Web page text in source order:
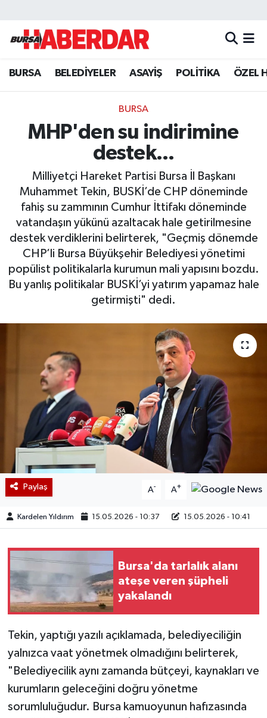
BURSA BELEDİYELER ASAYİŞ POLİTİKA ÖZEL
BURSA
MHP'den su indirimine
destek...
Milliyetçi Hareket Partisi Bursa İl Başkanı
Muhammet Tekin, BUSKİ’de CHP döneminde
fahiş su zammının Cumhur İttifakı döneminde
vatandaşın yükünü azaltacak hale getirilmesine
destek verdiklerini belirterek, "Geçmiş dönemde
CHP’li Bursa Büyükşehir Belediyesi yönetimi
popülist politikalarla kurumun mali yapısını bozdu.
Bu yanlış politikalar BUSKİ’yi yatırım yapamaz hale
getirmişti" dedi.
Paylaş A- A+
Kardelen Yıldırım 15.05.2026 - 10:37 15.05.2026 - 10:41
Bursa'da tarlalık alanı
ateşe veren şüpheli
yakalandı
Tekin, yaptığı yazılı açıklamada, belediyeciliğin
yalnızca vaat yönetmek olmadığını belirterek,
"Belediyecilik aynı zamanda bütçeyi, kaynakları ve
kurumların geleceğini doğru yönetme
sorumluluğudur. Bursa kamuoyunun hafızasında
Hava Durumu
Trafik Durumu
Süper Lig Puan Durumu ve Fikstür
Tüm Manşetler
Haber Arşivi